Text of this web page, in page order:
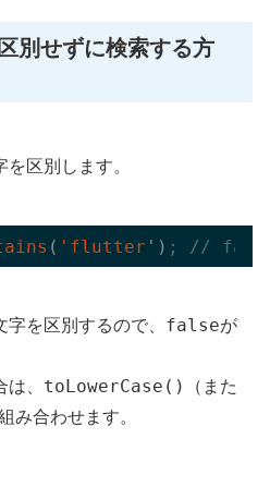
別せずに検索する方
区別します。
( 'flutter ') ; //
字を区別するので、 falseが
、 toLowerCase()
（また
み合わせます。